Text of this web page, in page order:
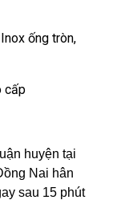
ống tròn,
cấp
huyện tại
Nai hân
sau 15 phút